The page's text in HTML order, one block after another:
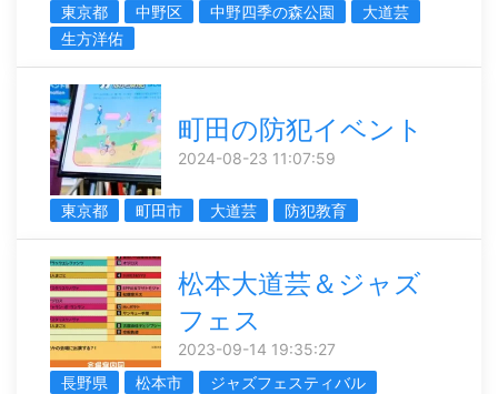
東京都
中野区 中野四季の森公園
大道芸
生方洋佑
町田の防犯イベント
2024-08-23 11:07:59
東京都 町田市 大道芸 防犯教育
松本大道芸＆ジャズ
フェス
2023-09-14 19:35:27
長野県
松本市
ジャズフェスティバル